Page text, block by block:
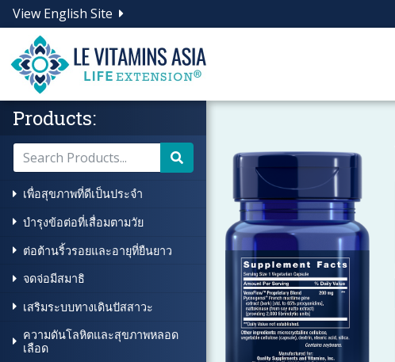
View English Site
Products:
เพื่อสุขภาพที่ดีเป็นประจำ
บำรุงข้อต่อที่เสื่อมตามวัย
ต่อต้านริ้วรอยและอายุที่ยืนยาว
จดจ่อมีสมาธิ
เสริมระบบทางเดินปัสสาวะ
ความดันโลหิตและสุขภาพหลอด
เลือด